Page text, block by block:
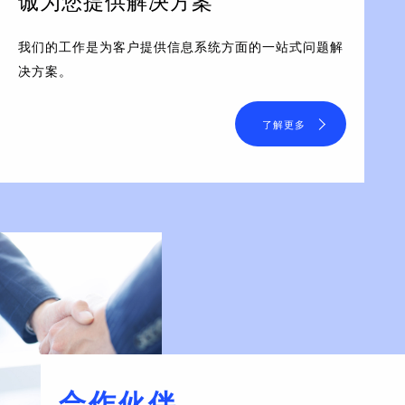
我们的工作是为客户提供信息系统方面的一站式问题解
决方案。
了解更多